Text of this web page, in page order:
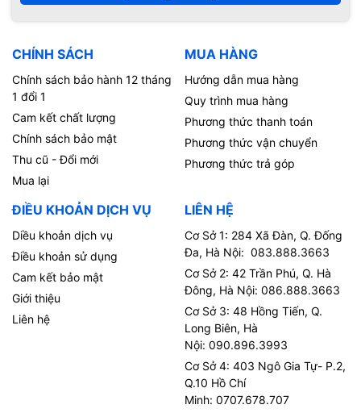
CHÍNH SÁCH
Chính sách bảo hành 12 tháng
1 đổi 1
Cam kết chất lượng
Chính sách bảo mật
Thu cũ - Đổi mới
Mua lại
MUA HÀNG
Hướng dẫn mua hàng
Quy trình mua hàng
Phương thức thanh toán
Phương thức vận chuyển
Phương thức trả góp
ĐIỀU KHOẢN DỊCH VỤ
Diều khoản dịch vụ
Điều khoản sử dụng
Cam kết bảo mật
Giới thiệu
Liên hệ
LIÊN HỆ
Cơ Sở 1: 284 Xã Đàn, Q. Đống
Đa, Hà Nội: 083.888.3663
Cơ Sở 2: 42 Trần Phú, Q. Hà
Đông, Hà Nội: 086.888.3663
Cơ Sở 3: 48 Hồng Tiến, Q.
Long Biên, Hà
Nội: 090.896.3993
Cơ Sở 4: 403 Ngô Gia Tự- P.2,
Q.10 Hồ Chí
Minh: 0707.678.707